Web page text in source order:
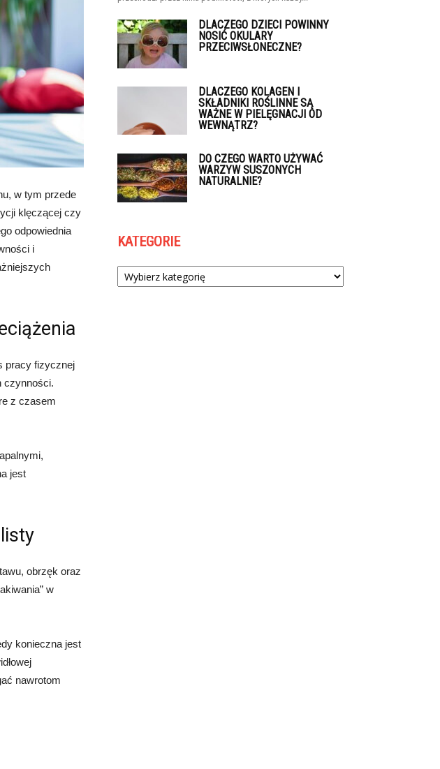
w tym przede
klęczącej czy
odpowiednia
i
pracy fizycznej
czynności.
z czasem
jest
obrzęk oraz
w
konieczna jest
nawrotom
DLACZEGO DZIECI POWINNY
NOSIĆ OKULARY
PRZECIWSŁONECZNE?
DLACZEGO KOLAGEN I
SKŁADNIKI ROŚLINNE SĄ
WAŻNE W PIELĘGNACJI OD
WEWNĄTRZ?
DO CZEGO WARTO UŻYWAĆ
WARZYW SUSZONYCH
NATURALNIE?
KATEGORIE
Kategorie